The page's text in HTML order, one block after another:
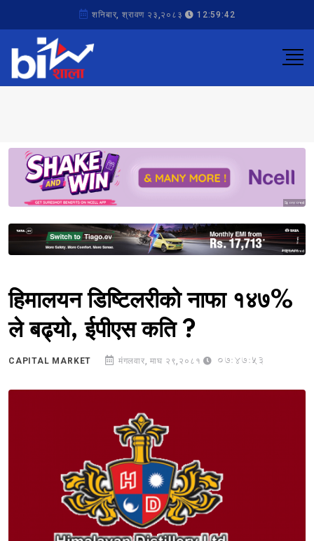
शनिबार, श्रावण २३,२०८३ 12:59:42
Sponsored
Sponsored
हिमालयन डिष्टिलरीको नाफा १४७%
ले बढ्यो, ईपीएस कति ?
CAPITAL MARKET मंगलवार, माघ २९,२०८१ 07:47:53